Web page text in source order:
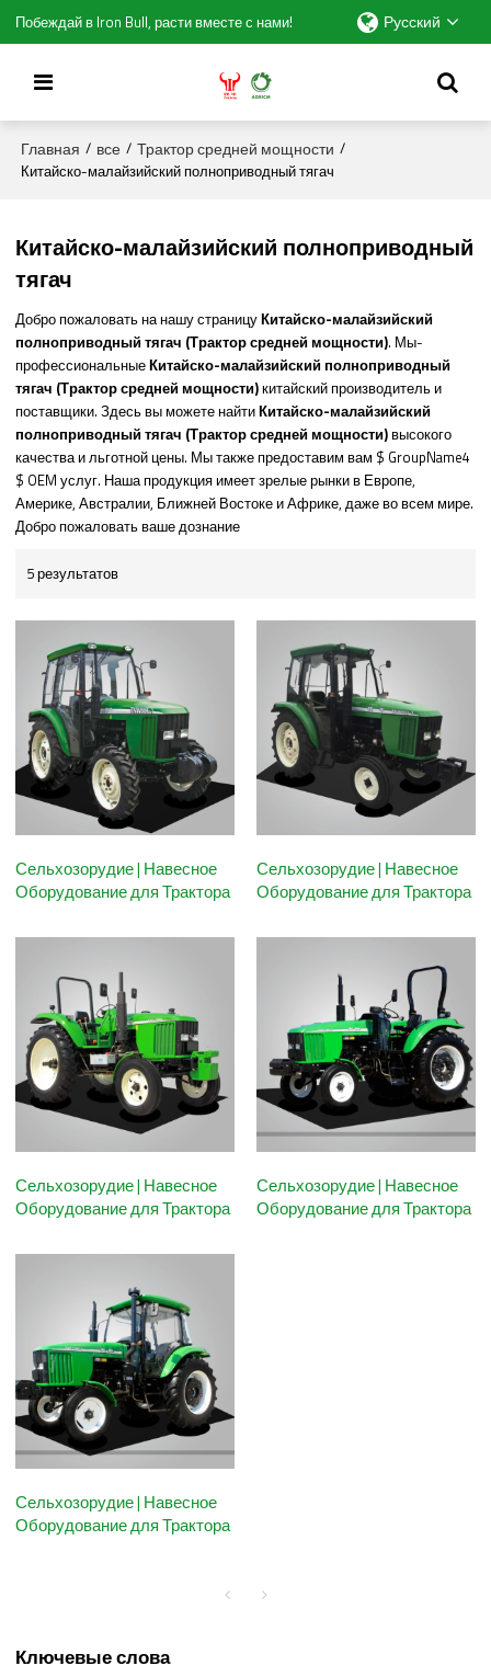
Побеждай в Iron Bull, расти вместе с нами! Русский
Главная / все / Трактор средней мощности /
Китайско-малайзийский полноприводный тягач
Китайско-малайзийский полноприводный
тягач
Добро пожаловать на нашу страницуКитайско-малайзийский
полноприводный тягач (Трактор средней мощности). Мы-
профессиональныеКитайско-малайзийский полноприводный
тягач (Трактор средней мощности)китайский производитель и
поставщики. Здесь вы можете найтиКитайско-малайзийский
полноприводный тягач (Трактор средней мощности)высокого
качества и льготной цены. Мы также предоставим вам $ GroupName4
$ OEM услуг. Наша продукция имеет зрелые рынки в Европе,
Америке, Австралии, Ближней Востоке и Африке, даже во всем мире.
Добро пожаловать ваше дознание
5 результатов
Сельхозорудие | Навесное
Оборудование для Трактора
Сельхозорудие | Навесное
Оборудование для Трактора
Сельхозорудие | Навесное
Оборудование для Трактора
Сельхозорудие | Навесное
Оборудование для Трактора
Сельхозорудие | Навесное
Оборудование для Трактора
Ключевые слова